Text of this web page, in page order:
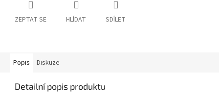
ZEPTAT SE HLÍDAT SDÍLET
Popis Diskuze
Detailní popis produktu